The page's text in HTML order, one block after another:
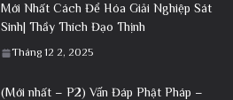
Mới Nhất Cách Để Hóa Giải Nghiệp Sát
Sinh| Thầy Thích Đạo Thịnh
Tháng 12 2, 2025
(Mới nhất – P2) Vấn Đáp Phật Pháp –